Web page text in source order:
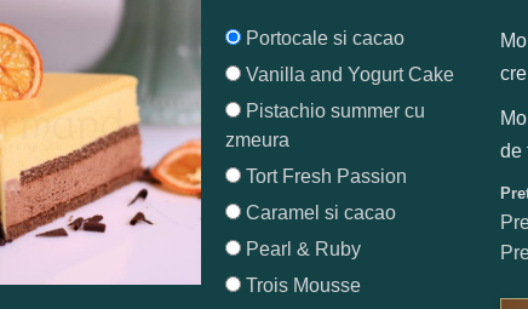
Portocale si cacao
Vanilla and Yogurt Cake
Pistachio summer cu
zmeura
Tort Fresh Passion
Caramel si cacao
Pearl & Ruby
Trois Mousse
de